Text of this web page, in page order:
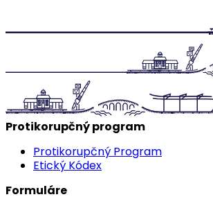
Protikorupčný program
Protikorupčný Program
Etický Kódex
Formuláre